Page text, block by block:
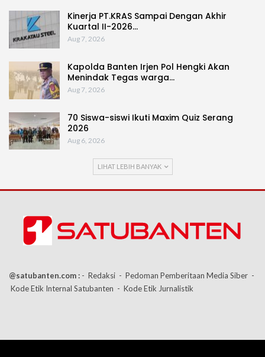
Kinerja PT.KRAS Sampai Dengan Akhir
Kuartal II-2026…
Aug 7, 2026
Kapolda Banten Irjen Pol Hengki Akan
Menindak Tegas warga…
Aug 7, 2026
70 Siswa-siswi Ikuti Maxim Quiz Serang
2026
Aug 6, 2026
LIHAT LEBIH BANYAK
@satubanten.com : - Redaksi - Pedoman Pemberitaan Media Siber -
Kode Etik Internal Satubanten - Kode Etik Jurnalistik